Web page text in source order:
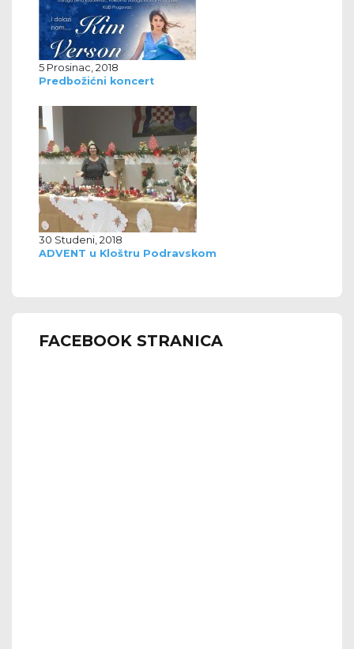
5 Prosinac, 2018
Predbožićni koncert
30 Studeni, 2018
ADVENT u Kloštru Podravskom
FACEBOOK STRANICA